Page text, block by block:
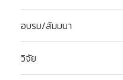
อบรม/สัมมนา
วิจัย